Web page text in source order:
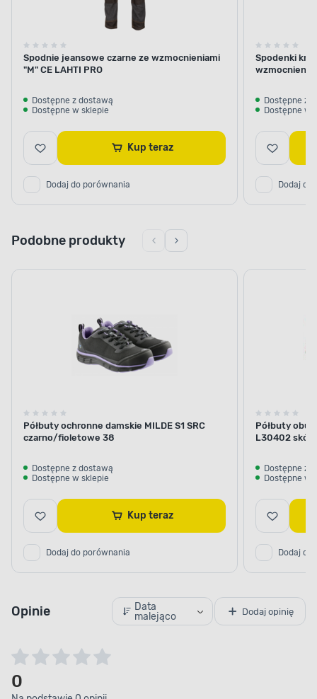
Spodnie jeansowe czarne ze wzmocnieniami
"M" CE LAHTI PRO
Dostępne z dostawą
Dostępne w sklepie
Kup teraz
Dodaj do porównania
Spodenki
Dostępne z
Dostępne w
Dodaj do
Podobne produkty
Półbuty ochronne damskie MILDE S1 SRC
czarno/fioletowe 38
Dostępne z dostawą
Dostępne w sklepie
Kup teraz
Dodaj do porównania
Półbuty
L30402
Dostępne z
Dostępne w
Dodaj do
Opinie
Data
malejąco
Dodaj opinię
0